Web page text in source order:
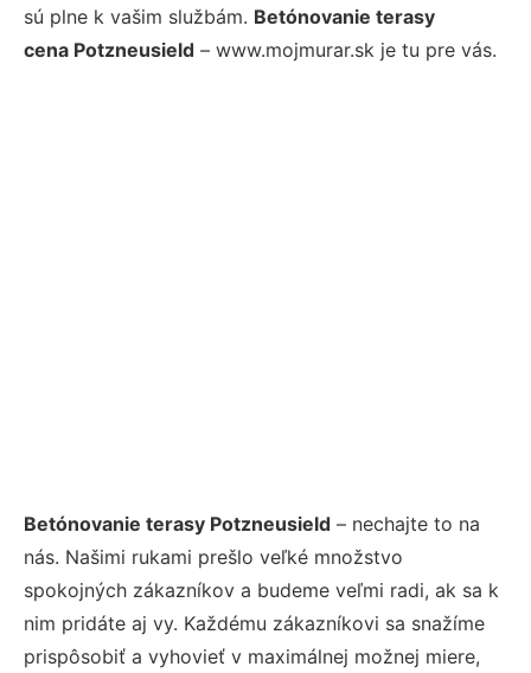
sú plne k vašim službám. Betónovanie terasy
cena Potzneusield – www.mojmurar.sk je tu pre vás.
Betónovanie terasy Potzneusield – nechajte to na
nás. Našimi rukami prešlo veľké množstvo
spokojných zákazníkov a budeme veľmi radi, ak sa k
nim pridáte aj vy. Každému zákazníkovi sa snažíme
prispôsobiť a vyhovieť v maximálnej možnej miere,